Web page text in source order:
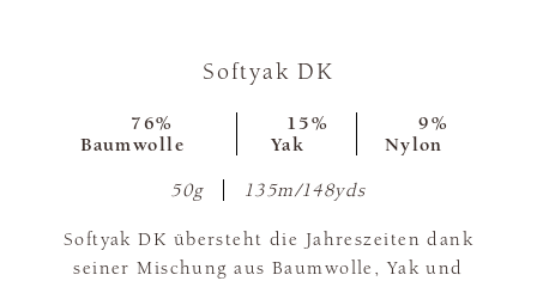
Softyak DK
76%
Baumwolle
15%
Yak
9%
Nylon
50g 135m/148yds
Softyak DK übersteht die Jahreszeiten dank
seiner Mischung aus Baumwolle, Yak und